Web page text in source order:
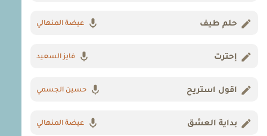
حلم طيف عيضة المنهالي
إحترت فايز السعيد
اقول استريح حسين الجسمي
بداية العشق عيضة المنهالي